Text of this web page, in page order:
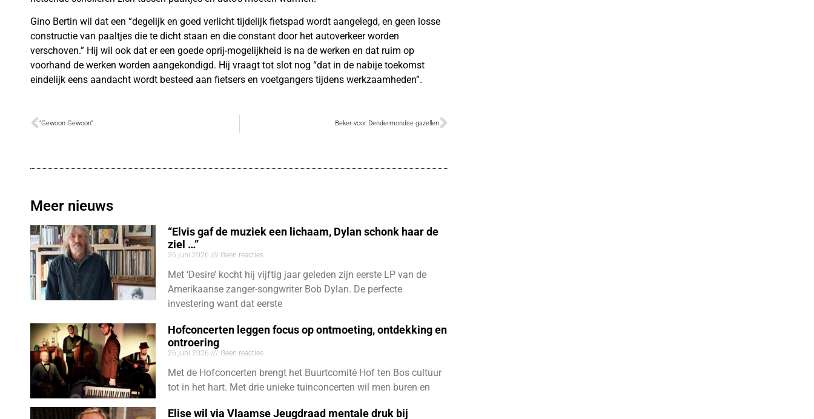
Gino Bertin wil dat een “degelijk en goed verlicht tijdelijk fietspad wordt aangelegd, en geen losse
constructie van paaltjes die te dicht staan en die constant door het autoverkeer worden
verschoven.” Hij wil ook dat er een goede oprij-mogelijkheid is na de werken en dat ruim op
voorhand de werken worden aangekondigd. Hij vraagt tot slot nog “dat in de nabije toekomst
eindelijk eens aandacht wordt besteed aan fietsers en voetgangers tijdens werkzaamheden”.
“Gewoon Gewoon” Beker voor Dendermondse gazellen
Meer nieuws
“Elvis gaf de muziek een lichaam, Dylan schonk haar de
ziel …”
26 juni 2026 Geen reacties
Met ‘Desire’ kocht hij vijftig jaar geleden zijn eerste LP van de
Amerikaanse zanger-songwriter Bob Dylan. De perfecte
investering want dat eerste
Hofconcerten leggen focus op ontmoeting, ontdekking en
ontroering
26 juni 2026 Geen reacties
Met de Hofconcerten brengt het Buurtcomité Hof ten Bos cultuur
tot in het hart. Met drie unieke tuinconcerten wil men buren en
Elise wil via Vlaamse Jeugdraad mentale druk bij